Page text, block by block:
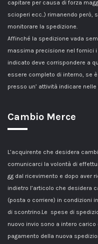
capitare per causa di forza
scioperi ecc..) rimanendo però,
monitorare la spedizione.
Affinché la spedizione vada
massima precisione nel fornici
indicato deve corrispondere a
essere completo di interno, se
presso un’ attività indicare
Cambio Merce
L’acquirente che desidera
comunicarci la volontà di
gg dal ricevimento e dopo aver
indietro l’articolo che desidera
(posta o corriere) in condizioni
di scontrino.Le spese di
nuovo invio sono a intero
pagamento della nuova